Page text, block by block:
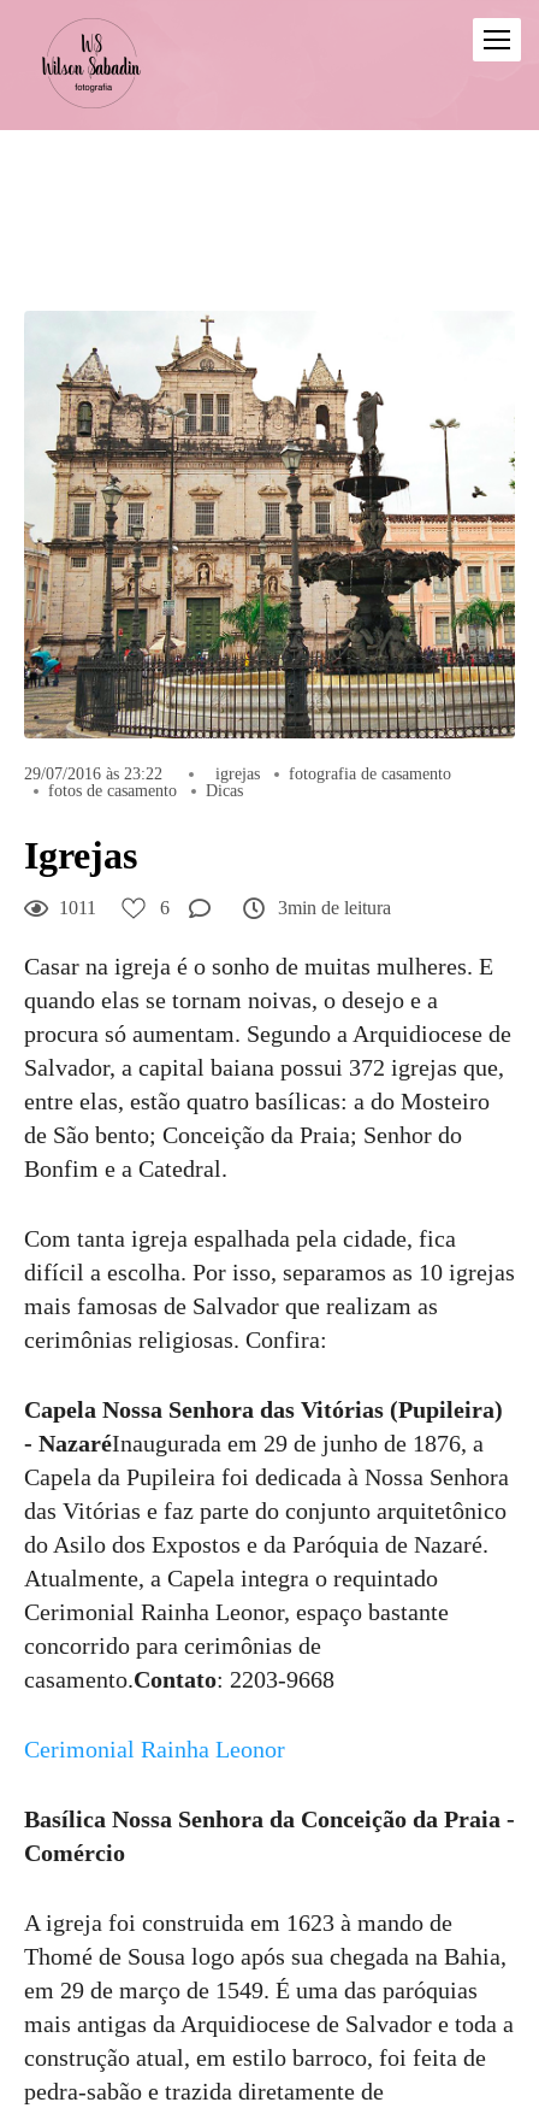
29/07/2016 às 23:22 igrejas
fotografia de casamento
fotos de casamento
Dicas
Igrejas
1011 6 3min de leitura
Casar na igreja é o sonho de muitas mulheres. E
quando elas se tornam noivas, o desejo e a
procura só aumentam. Segundo a Arquidiocese de
Salvador, a capital baiana possui 372 igrejas que,
entre elas, estão quatro basílicas: a do Mosteiro
de São bento; Conceição da Praia; Senhor do
Bonfim e a Catedral.
Com tanta igreja espalhada pela cidade, fica
difícil a escolha. Por isso, separamos as 10 igrejas
mais famosas de Salvador que realizam as
cerimônias religiosas. Confira:
Capela Nossa Senhora das Vitórias (Pupileira)
- NazaréInaugurada em 29 de junho de 1876, a
Capela da Pupileira foi dedicada à Nossa Senhora
das Vitórias e faz parte do conjunto arquitetônico
do Asilo dos Expostos e da Paróquia de Nazaré.
Atualmente, a Capela integra o requintado
Cerimonial Rainha Leonor, espaço bastante
concorrido para cerimônias de
casamento.Contato: 2203-9668
Cerimonial Rainha Leonor
Basílica Nossa Senhora da Conceição da Praia -
Comércio
A igreja foi construida em 1623 à mando de
Thomé de Sousa logo após sua chegada na Bahia,
em 29 de março de 1549. É uma das paróquias
mais antigas da Arquidiocese de Salvador e toda a
construção atual, em estilo barroco, foi feita de
pedra-sabão e trazida diretamente de